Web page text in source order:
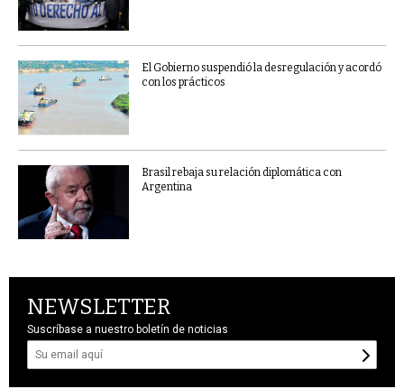
El Gobierno suspendió la desregulación y acordó
con los prácticos
Brasil rebaja su relación diplomática con
Argentina
NEWSLETTER
Suscríbase a nuestro boletín de noticias